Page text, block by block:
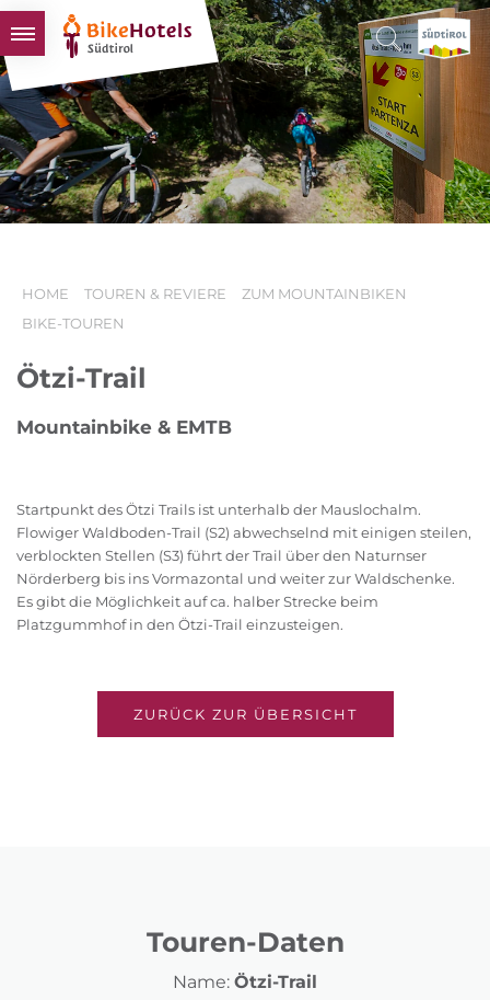
BIKEHOTELS
HOTELS & PAKETE
TOUREN & REVIERE
SÜDTIROL & WIR
HOME TOUREN & REVIERE
ZUM MOUNTAINBIKEN
BIKE-TOUREN
Ötzi-Trail
Mountainbike & EMTB
Startpunkt des Ötzi Trails ist unterhalb der Mauslochalm.
Flowiger Waldboden-Trail (S2) abwechselnd mit einigen steilen,
verblockten Stellen (S3) führt der Trail über den Naturnser
Nörderberg bis ins Vormazontal und weiter zur Waldschenke.
Es gibt die Möglichkeit auf ca. halber Strecke beim
Platzgummhof in den Ötzi-Trail einzusteigen.
ZURÜCK ZUR ÜBERSICHT
Touren-Daten
Name: Ötzi-Trail